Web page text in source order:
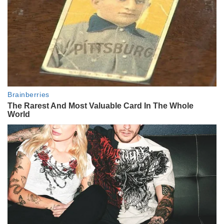
ENTRETENIMIENTO
La tierna foto con la que Juli
Puente anunció el nacimiento de
Serena, su primera hija: "Llegó el
día"
ENTRETENIMIENTO
Se conoció por primera vez el
rostro de Lando, el hijo de Maxi
"Le mostraron la carita"
ENTRETENIMIENTO
De Paulo Dybala al Chino Darin y
Matías Palleiro: así pasaron los
famosos su primer Día del padre
ENTRETENIMIENTO
Benicio, el motor de su vida: el día
que Ernestina Pais decidió ser
madre con Alejandro Guyot, "un
cowboy moderno"